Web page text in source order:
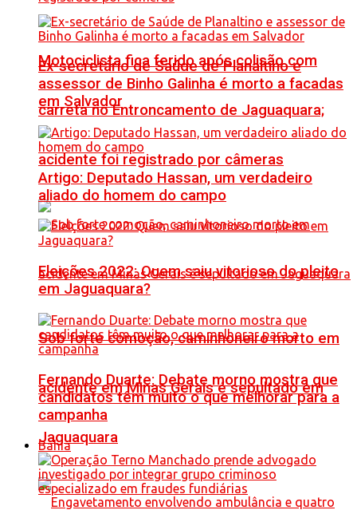
Motociclista fica ferido após colisão com
carreta no Entroncamento de Jaguaquara;
acidente foi registrado por câmeras
Sob forte comoção, caminhoneiro morto em
acidente em Minas Gerais é sepultado em
Jaguaquara
Ex-secretário de Saúde de Planaltino e
assessor de Binho Galinha é morto a facadas
em Salvador
Artigo: Deputado Hassan, um verdadeiro
aliado do homem do campo
Eleições 2022: Quem saiu vitorioso do pleito
em Jaguaquara?
Fernando Duarte: Debate morno mostra que
candidatos têm muito o que melhorar para a
campanha
Bahia